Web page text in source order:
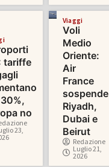
tariffe
no
23,
Viaggi
Voli
Medio
Oriente:
Air
France
sospende
Riyadh,
Dubai e
Beirut
Redazione
Luglio 21,
2026